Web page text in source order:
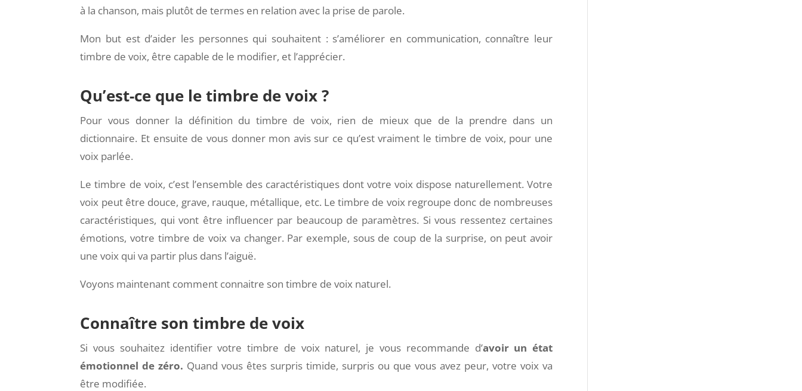
à la chanson, mais plutôt de termes en relation avec la prise de parole.
Mon but est d’aider les personnes qui souhaitent : s’améliorer en communication, connaître leur
timbre de voix, être capable de le modifier, et l’apprécier.
Qu’est-ce que le timbre de voix ?
Pour vous donner la définition du timbre de voix, rien de mieux que de la prendre dans un
dictionnaire. Et ensuite de vous donner mon avis sur ce qu’est vraiment le timbre de voix, pour une
voix parlée.
Le timbre de voix, c’est l’ensemble des caractéristiques dont votre voix dispose naturellement. Votre
voix peut être douce, grave, rauque, métallique, etc. Le timbre de voix regroupe donc de nombreuses
caractéristiques, qui vont être influencer par beaucoup de paramètres. Si vous ressentez certaines
émotions, votre timbre de voix va changer. Par exemple, sous de coup de la surprise, on peut avoir
une voix qui va partir plus dans l’aiguë.
Voyons maintenant comment connaitre son timbre de voix naturel.
Connaître son timbre de voix
Si vous souhaitez identifier votre timbre de voix naturel, je vous recommande d’avoir un état
émotionnel de zéro. Quand vous êtes surpris timide, surpris ou que vous avez peur, votre voix va
être modifiée.